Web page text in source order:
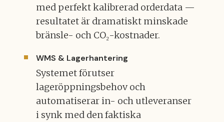
med perfekt kalibrerad orderdata —
resultatet är dramatiskt minskade
bränsle- och CO₂-kostnader.
WMS & Lagerhantering
Systemet förutser
lageröppningsbehov och
automatiserar in- och utleveranser
i synk med den faktiska